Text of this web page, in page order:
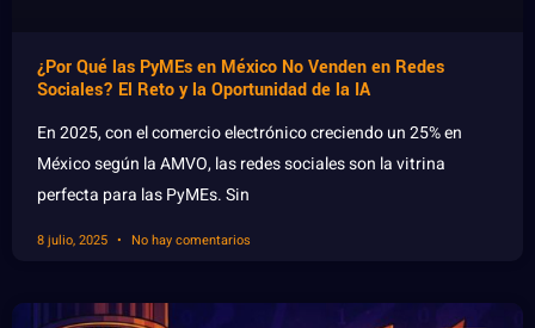
¿Por Qué las PyMEs en México No Venden en Redes
Sociales? El Reto y la Oportunidad de la IA
En 2025, con el comercio electrónico creciendo un 25% en
México según la AMVO, las redes sociales son la vitrina
perfecta para las PyMEs. Sin
8 julio, 2025 No hay comentarios